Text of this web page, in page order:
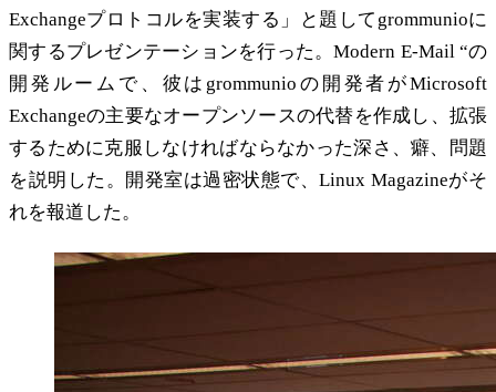
Exchangeプロトコルを実装する」と題してgrommunioに
関するプレゼンテーションを行った。Modern E-Mail “の
開発ルームで、彼はgrommunioの開発者がMicrosoft
Exchangeの主要なオープンソースの代替を作成し、拡張
するために克服しなければならなかった深さ、癖、問題
を説明した。開発室は過密状態で、Linux Magazineがそ
れを報道した。